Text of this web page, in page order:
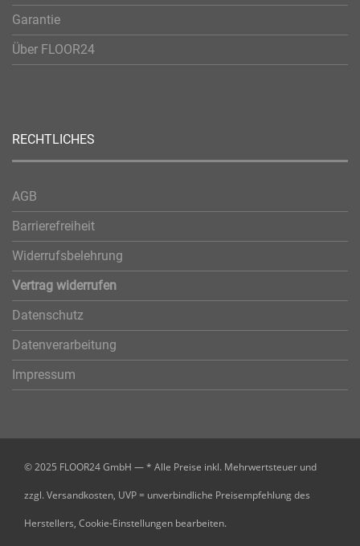
Garantie
Über FLOOR24
RECHTLICHES
AGB
Barrierefreiheit
Widerrufsbelehrung
Vertrag widerrufen
Datenschutz
Datenverarbeitung
Impressum
© 2025 FLOOR24 GmbH — * Alle Preise inkl. Mehrwertsteuer und
zzgl. Versandkosten, UVP = unverbindliche Preisempfehlung des
Herstellers, Cookie-Einstellungen bearbeiten.